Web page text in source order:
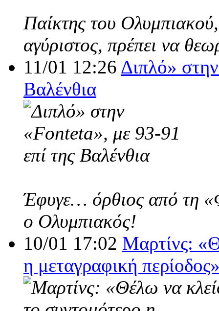
Παίκτης του
αγύριστος, πρέπει να
11/01 12:26 Διπλό»
Βαλένθια
Έφυγε… όρθιος από τη
ο Ολυμπιακός!
10/01 17:02 Μαρτίνς:
η μεταγραφική